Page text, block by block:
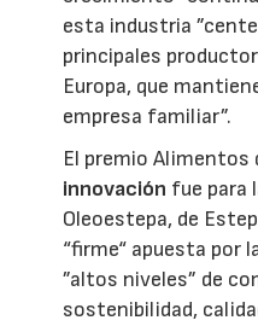
esta industria
principales
Europa, que
empresa familiar”.
El premio Alimentos
innovación fue para
Oleoestepa, de
“firme“ apuesta por
”altos niveles” de
sostenibilidad,